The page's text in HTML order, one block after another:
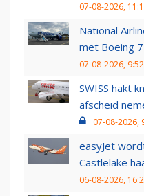
07-08-2026,
National
met Boeing
07-08-2026, 9:52
SWISS hakt
afscheid
07-08-2026,
easyJet
Castlelake
06-08-2026,